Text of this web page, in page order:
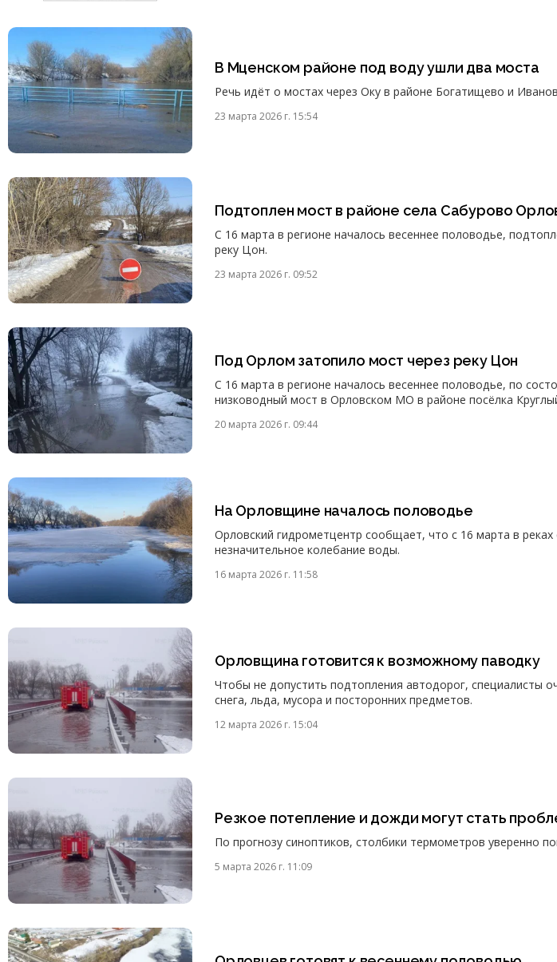
В Мценском районе под воду ушли два моста
Речь идёт о мостах через Оку в районе Богатищево и
23 марта 2026 г. 15:54
Подтоплен мост в районе села Сабурово
С 16 марта в регионе началось весеннее половодье,
реку Цон.
23 марта 2026 г. 09:52
Под Орлом затопило мост через реку Цон
С 16 марта в регионе началось весеннее половодье, по
низководный мост в Орловском МО в районе посёлка
20 марта 2026 г. 09:44
На Орловщине началось половодье
Орловский гидрометцентр сообщает, что с 16 марта в
незначительное колебание воды.
16 марта 2026 г. 11:58
Орловщина готовится к возможному паводку
Чтобы не допустить подтопления автодорог, специалисты
снега, льда, мусора и посторонних предметов.
12 марта 2026 г. 15:04
Резкое потепление и дожди могут стать
По прогнозу синоптиков, столбики термометров уверенно
5 марта 2026 г. 11:09